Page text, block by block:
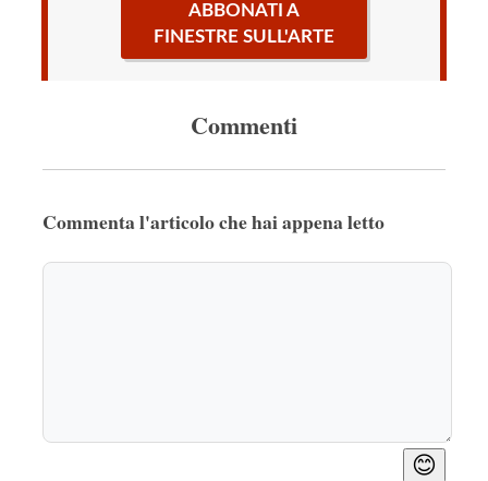
ABBONATI A
FINESTRE SULL'ARTE
Commenti
Commenta l'articolo che hai appena letto
😊